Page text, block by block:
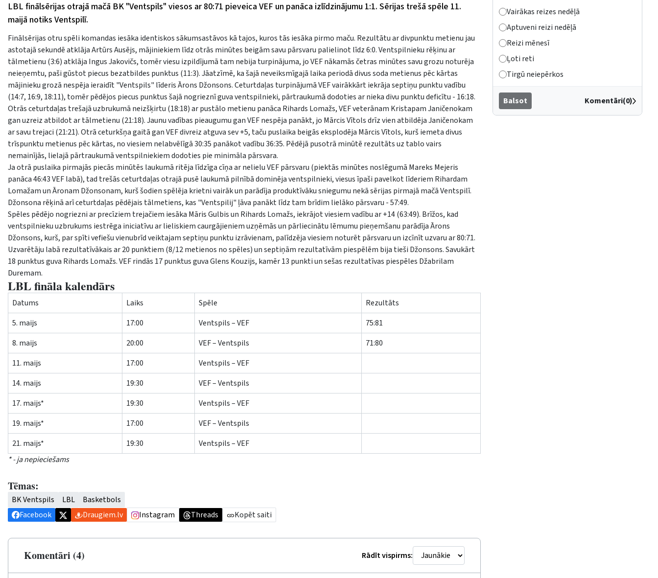
LBL finālsērijas otrajā mačā BK "Ventspils" viesos ar 80:71 pieveica VEF un panāca izlīdzinājumu 1:1. Sērijas trešā spēle 11.
maijā notiks Ventspilī.
Finālsērijas otru spēli komandas iesāka identiskos sākumsastāvos kā tajos, kuros tās iesāka pirmo maču. Rezultātu ar divpunktu metienu jau
astotajā sekundē atklāja Artūrs Ausējs, mājiniekiem līdz otrās minūtes beigām savu pārsvaru palielinot līdz 6:0. Ventspilnieku rēķinu ar
tālmetienu (3:6) atklāja Ingus Jakovičs, tomēr viesu izpildījumā tam nebija turpinājuma, jo VEF nākamās četras minūtes savu grozu noturēja
neieņemtu, paši gūstot piecus bezatbildes punktus (11:3). Jāatzīmē, ka šajā neveiksmīgajā laika periodā divus soda metienus pēc kārtas
mājinieku grozā nespēja ieraidīt "Ventspils" līderis Ārons Džonsons. Ceturtdaļas turpinājumā VEF vairākkārt iekrāja septiņu punktu vadību
(14:7, 16:9, 18:11), tomēr pēdējos piecus punktus šajā nogrieznī guva ventspilnieki, pārtraukumā dodoties ar nieka divu punktu deficītu - 16:18.
Otrās ceturtdaļas trešajā uzbrukumā neizšķirtu (18:18) ar pustālo metienu panāca Rihards Lomažs, VEF veterānam Kristapam Janičenokam
gan uzreiz atbildot ar tālmetienu (21:18). Jaunu vadības pieaugumu gan VEF nespēja panākt, jo Mārcis Vītols drīz vien atbildēja Janičenokam
ar savu trejaci (21:21). Otrā ceturkšņa gaitā gan VEF divreiz atguva sev +5, taču puslaika beigās eksplodēja Mārcis Vītols, kurš iemeta divus
trīspunktu metienus pēc kārtas, no viesiem nelabvēlīgā 30:35 panākot vadību 36:35. Pēdējā pusotrā minūtē rezultāts uz tablo vairs
nemainījās, lielajā pārtraukumā ventspilniekiem dodoties pie minimāla pārsvara.
Ja otrā puslaika pirmajās piecās minūtēs laukumā ritēja līdzīga cīņa ar nelielu VEF pārsvaru (piektās minūtes noslēgumā Mareks Mejeris
panāca 46:43 VEF labā), tad trešās ceturtdaļas otrajā pusē laukumā pilnībā dominēja ventspilnieki, viesus īpaši pavelkot līderiem Rihardam
Lomažam un Āronam Džonsonam, kurš šodien spēlēja krietni vairāk un parādīja produktīvāku sniegumu nekā sērijas pirmajā mačā Ventspilī.
Džonsona rēķinā arī ceturtdaļas pēdējais tālmetiens, kas "Ventspilij" ļāva panākt līdz tam brīdim lielāko pārsvaru - 57:49.
Spēles pēdējo nogriezni ar precīziem trejačiem iesāka Māris Gulbis un Rihards Lomažs, iekrājot viesiem vadību ar +14 (63:49). Brīžos, kad
ventspilnieku uzbrukums iestrēga iniciatīvu ar lieliskiem caurgājieniem uzņēmās un pārliecinātu lēmumu pieņemšanu parādīja Ārons
Džonsons, kurš, par spīti vefiešu vienubrīd veiktajam septiņu punktu izrāvienam, palīdzēja viesiem noturēt pārsvaru un izcīnīt uzvaru ar 80:71.
Uzvarētāju labā rezultatīvākais ar 20 punktiem (8/12 metienos no spēles) un septiņām rezultatīvām piespēlēm bija tieši Džonsons. Savukārt
18 punktus guva Rihards Lomažs. VEF rindās 17 punktus guva Glens Kouzijs, kamēr 13 punkti un sešas rezultatīvas piespēles Džabrilam
Duremam.
LBL fināla kalendārs
Datums Laiks Spēle
Rezultāts
5. maijs
17:00 Ventspils – VEF
75:81
8. maijs
20:00 VEF – Ventspils
71:80
11. maijs
17:00
Ventspils – VEF
14. maijs
19:30
VEF – Ventspils
17. maijs*
19:30
Ventspils – VEF
19. maijs*
17:00
VEF – Ventspils
21. maijs*
19:30
Ventspils – VEF
* - ja nepieciešams
Tēmas:
BK Ventspils LBL
Basketbols
Facebook
Draugiem.lv Instagram Threads Kopēt saiti
Komentāri (4) Rādīt vispirms:
Vairākas reizes nedēļā
Aptuveni reizi nedēļā
Reizi mēnesī
Ļoti reti
Tirgū neiepērkos
Balsot Komentāri(0)